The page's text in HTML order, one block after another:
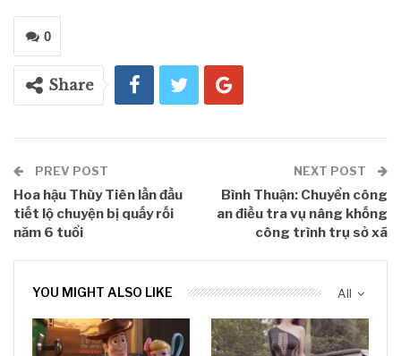
0
Share
PREV POST
Hoa hậu Thùy Tiên lần đầu
tiết lộ chuyện bị quấy rối
năm 6 tuổi
NEXT POST
Bình Thuận: Chuyển công
an điều tra vụ nâng khống
công trình trụ sở xã
All
YOU MIGHT ALSO LIKE